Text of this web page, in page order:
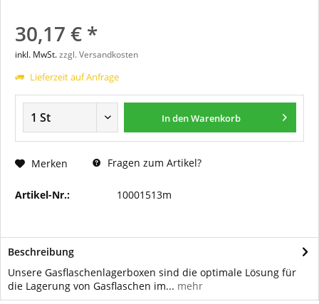
30,17 € *
inkl. MwSt.zzgl. Versandkosten
Lieferzeit auf Anfrage
In denWarenkorb
Merken Fragen zum Artikel?
Artikel-Nr.: 10001513m
Beschreibung
Unsere Gasflaschenlagerboxen sind die optimale Lösung für
die Lagerung von Gasflaschen im... mehr